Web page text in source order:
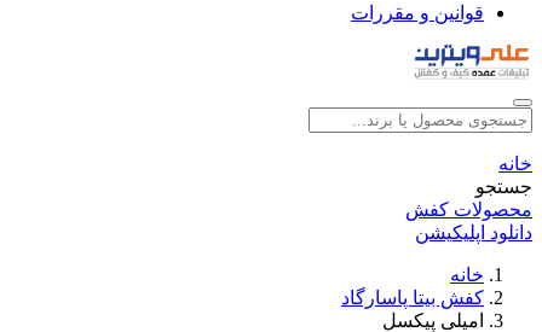
قوانین و مقررات
خانه
جستجو
محصولات کفش
دانلود اپلیکیشن
خانه
کفش بیتا پاسارگاد
امیلی پیکسل